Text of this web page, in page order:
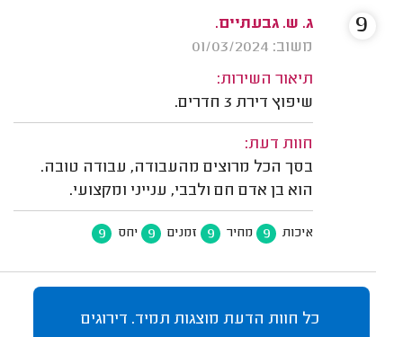
ג. ש. גבעתיים.
משוב: 01/03/2024
תיאור השירות:
שיפוץ דירת 3 חדרים.
חוות דעת:
בסך הכל מרוצים מהעבודה, עבודה טובה.
הוא בן אדם חם ולבבי, ענייני ומקצועי.
איכות 9 מחיר 9 זמנים 9 יחס 9
9
כל חוות הדעת מוצגות תמיד. דירוגים